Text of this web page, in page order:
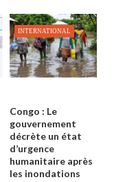
INTERNATIONAL
Congo : Le
gouvernement
décrète un état
d’urgence
humanitaire après
les inondations